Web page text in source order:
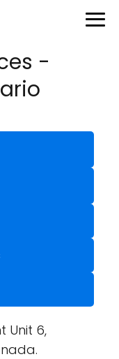
-
Unit 6,